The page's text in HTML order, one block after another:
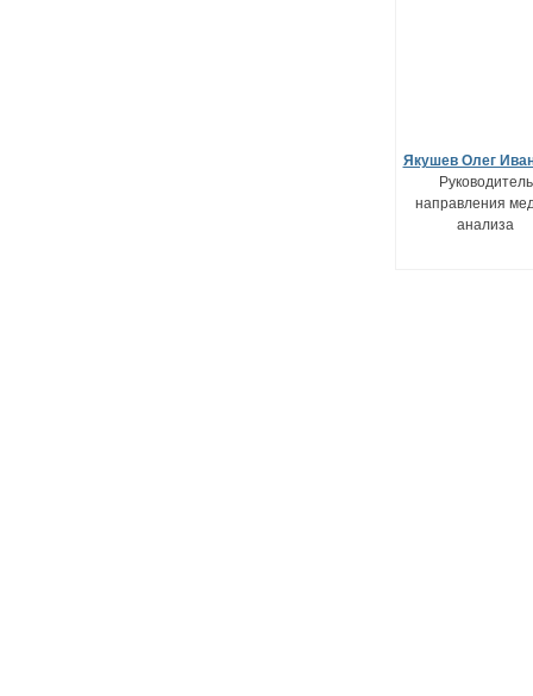
Якушев Олег
Руководитель
направления
анализа